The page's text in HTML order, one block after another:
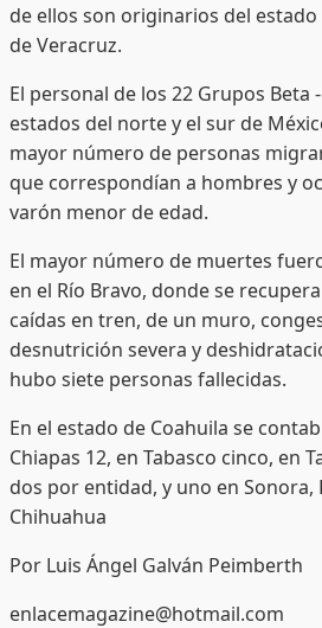
de ellos son originarios del
de Veracruz.
El personal de los 22 Grupos Beta
estados del norte y el sur de
mayor número de personas
que correspondían a hombres y
varón menor de edad.
El mayor número de muertes
en el Río Bravo, donde se
caídas en tren, de un muro,
desnutrición severa y
hubo siete personas fallecidas.
En el estado de Coahuila se
Chiapas 12, en Tabasco cinco, en
dos por entidad, y uno en Sonora,
Chihuahua
Por Luis Ángel Galván Peimberth
enlacemagazine@hotmail.com